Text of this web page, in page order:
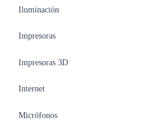
Iluminación
Impresoras
Impresoras 3D
Internet
Micrófonos